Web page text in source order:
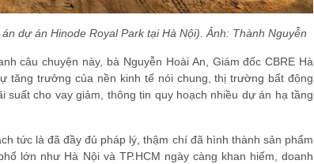
dự án Hinode Royal Park tại Hà Nội). Ảnh: Thành Nguyễn
câu chuyện này, bà Nguyễn Hoài An, Giám đốc CBRE Hà
tăng trưởng của nền kinh tế nói chung, thị trường bất động
cho vay giảm, thông tin quy hoạch nhiều dự án hạ tầng
tức là đã đầy đủ pháp lý, thậm chí đã hình thành sản phẩm
lớn như Hà Nội và TP.HCM ngày càng khan hiếm, doanh